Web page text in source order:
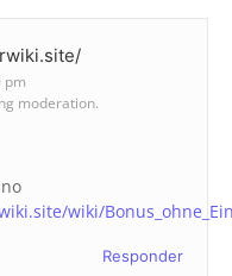
pm
moderation.
wiki/
Responder